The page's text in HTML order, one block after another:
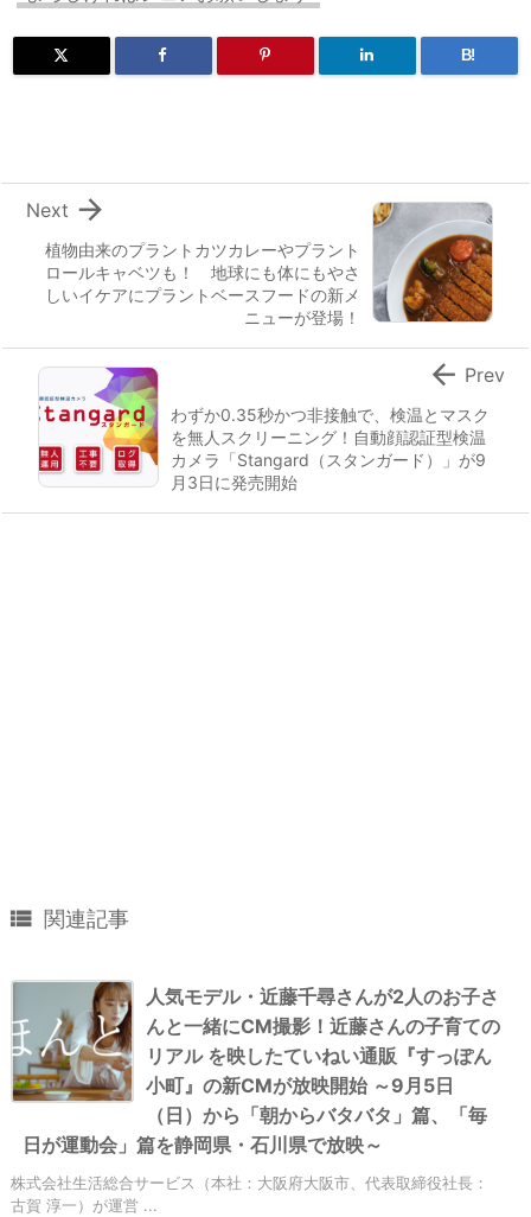
B!
植物由来のプラントカツカレーやプラント
ロールキャベツも！ 地球にも体にもやさ
しいイケアにプラントベースフードの新メ
ニューが登場！

Next
わずか0.35秒かつ非接触で、検温とマスク
を無人スクリーニング！自動顔認証型検温
カメラ「Stangard（スタンガード）」が9
月3日に発売開始
 Prev
 関連記事
人気モデル・近藤千尋さんが2人のお子さ
んと一緒にCM撮影！近藤さんの子育ての
リアル を映したていねい通販『すっぽん
小町』の新CMが放映開始 ～9月5日
（日）から「朝からバタバタ」篇、「毎
日が運動会」篇を静岡県・石川県で放映～
株式会社生活総合サービス（本社：大阪府大阪市、代表取締役社長：
古賀 淳一）が運営 ...